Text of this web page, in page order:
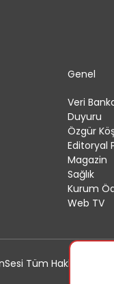
Genel
Veri
Duyuru
Özgür
Editoryal
Magazin
Sağlık
Kurum
Web TV
Tüm Hakları Saklıdır.